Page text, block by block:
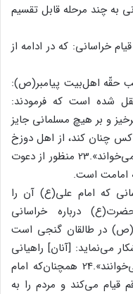
به چند مرحله قابل تقسیم
خراسانی: که در ادامه از
حقّه اهل‌بیت پیامبر(ص):
شده است که فرمودند:
و بر هیچ مسلمانی جایز
کس چنان کند، از اهل دوزخ
باشد زیرا او به حق و راهی مستقیم فرا می‌خواند».23 منظور از دعوت
امامت است.
که امام علی(ع) آن را
درباره خراسانی
در طالقان گنجی است
می‌نماید: [آنان] راهیانی
به سوی حق[اند] که به دین خدا فرا می‌خوانند».24 همچنان‌که امام
می‌کند و مردم را به